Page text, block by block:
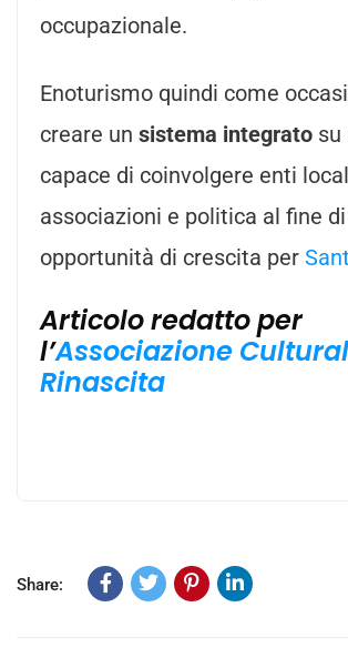
occupazionale.
Enoturismo quindi come
creare un sistema integrato su
capace di coinvolgere enti
associazioni e politica al fine
opportunità di crescita per
Articolo redatto per
l’Associazione
Rinascita
Share: